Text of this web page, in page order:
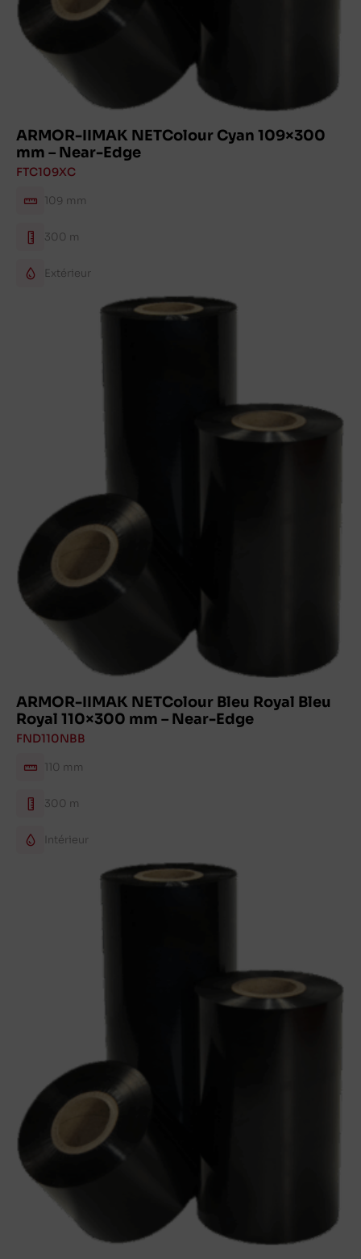
ARMOR-IIMAK NETColour Cyan 109×300
mm – Near-Edge
FTC109XC
109 mm
300 m
Extérieur
ARMOR-IIMAK NETColour Bleu Royal Bleu
Royal 110×300 mm – Near-Edge
FND110NBB
110 mm
300 m
Intérieur